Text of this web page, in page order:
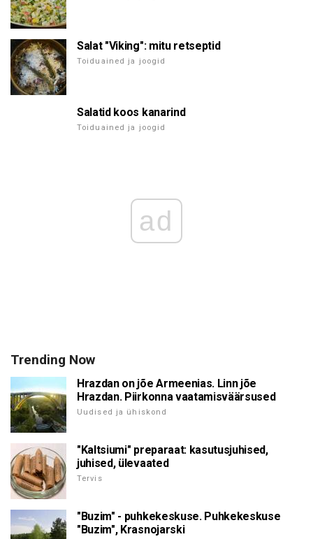
Salat "Viking": mitu retseptid
Toiduained ja joogid
Salatid koos kanarind
Toiduained ja joogid
ad
Trending Now
Hrazdan on jõe Armeenias. Linn jõe
Hrazdan. Piirkonna vaatamisväärsused
Uudised ja ühiskond
"Kaltsiumi" preparaat: kasutusjuhised,
juhised, ülevaated
Tervis
"Buzim" - puhkekeskuse. Puhkekeskuse
"Buzim", Krasnojarski